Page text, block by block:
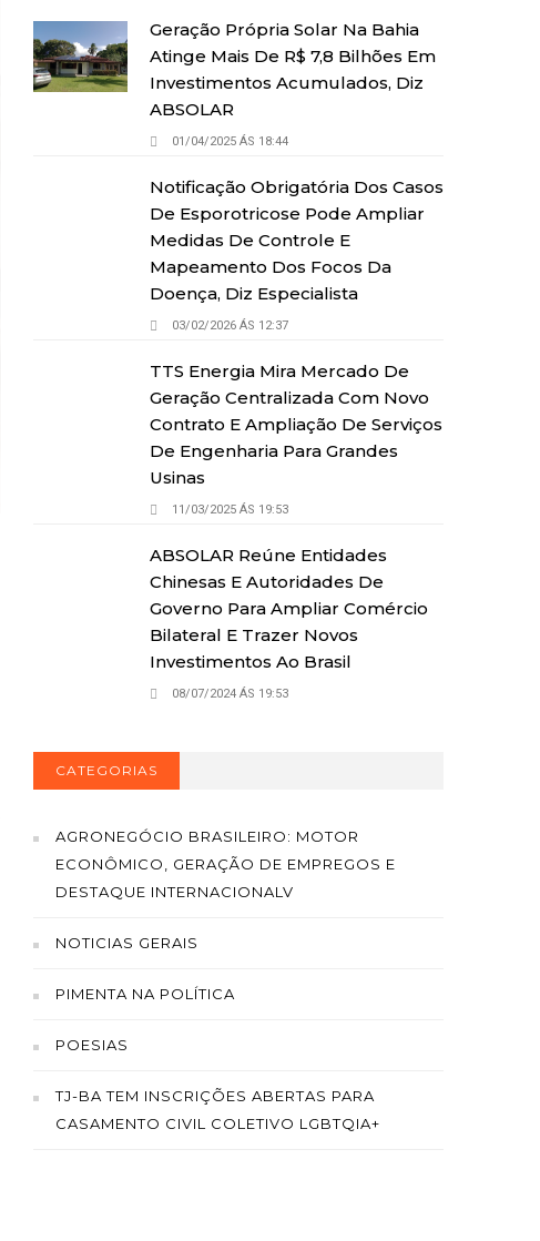
Geração Própria Solar Na Bahia
Atinge Mais De R$ 7,8 Bilhões Em
Investimentos Acumulados, Diz
ABSOLAR
01/04/2025 ÁS 18:44
Notificação Obrigatória Dos Casos
De Esporotricose Pode Ampliar
Medidas De Controle E
Mapeamento Dos Focos Da
Doença, Diz Especialista
03/02/2026 ÁS 12:37
TTS Energia Mira Mercado De
Geração Centralizada Com Novo
Contrato E Ampliação De Serviços
De Engenharia Para Grandes
Usinas
11/03/2025 ÁS 19:53
ABSOLAR Reúne Entidades
Chinesas E Autoridades De
Governo Para Ampliar Comércio
Bilateral E Trazer Novos
Investimentos Ao Brasil
08/07/2024 ÁS 19:53
CATEGORIAS
AGRONEGÓCIO BRASILEIRO: MOTOR
ECONÔMICO, GERAÇÃO DE EMPREGOS E
DESTAQUE INTERNACIONALV
NOTICIAS GERAIS
PIMENTA NA POLÍTICA
POESIAS
TJ-BA TEM INSCRIÇÕES ABERTAS PARA
CASAMENTO CIVIL COLETIVO LGBTQIA+